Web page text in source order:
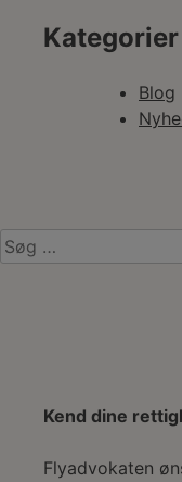
Kategorier
Blog
Søg
efter:
Kend dine
Flyadvokaten